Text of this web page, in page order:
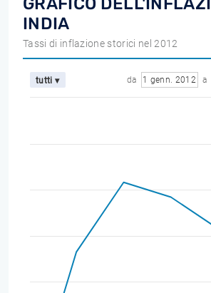
INDIA
Tassi di inflazione storici nel 2012
tutti ▾ da 1 genn. 2012 a